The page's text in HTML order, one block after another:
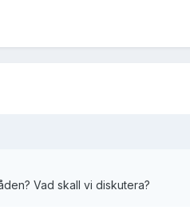
Vad skall vi diskutera?